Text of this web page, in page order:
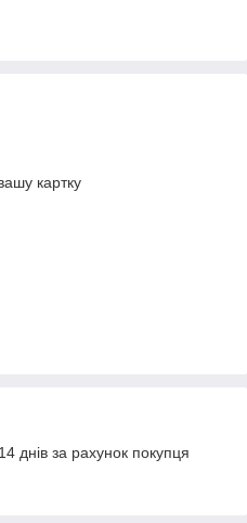
картку
днів за рахунок покупця